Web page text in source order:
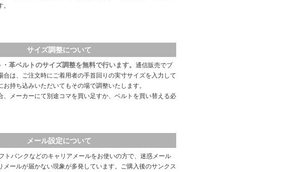
サイズ調整について
革ベルトのサイズ調整を無料で行います。 通信販売でブ
合は、ご注文時にご着用者の手首回りの実寸サイズを入力して
お持ち込みいただいてもその場で調整いたします。
メーカーにて別途コマを買い足すか、ベルトを買い替える必
メール設定について
トバンクなどのキャリアメールをお使いの方で、迷惑メール
メールが届かない現象が多発しています。ご購入後のサンクス